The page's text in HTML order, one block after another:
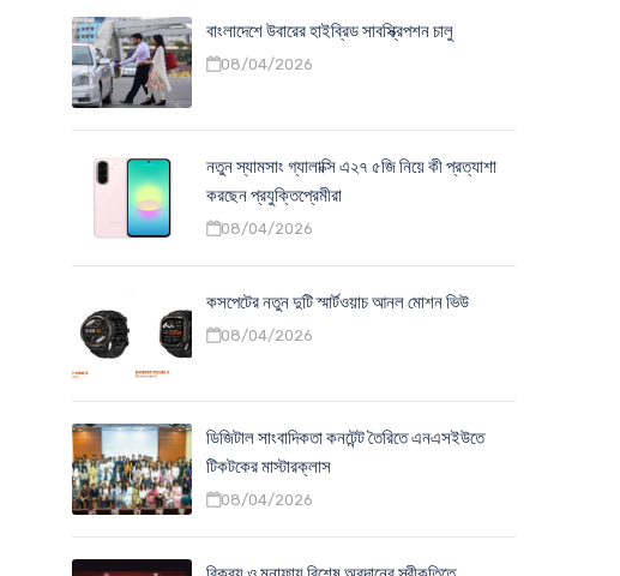
বাংলাদেশে উবারের হাইব্রিড সাবস্ক্রিপশন চালু
08/04/2026
নতুন স্যামসাং গ্যালাক্সি এ২৭ ৫জি নিয়ে কী প্রত্যাশা
করছেন প্রযুক্তিপ্রেমীরা
08/04/2026
কসপেটের নতুন দুটি স্মার্টওয়াচ আনল মোশন ভিউ
08/04/2026
ডিজিটাল সাংবাদিকতা কনটেন্ট তৈরিতে এনএসইউতে
টিকটকের মাস্টারক্লাস
08/04/2026